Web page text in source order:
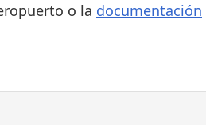
o la documentación